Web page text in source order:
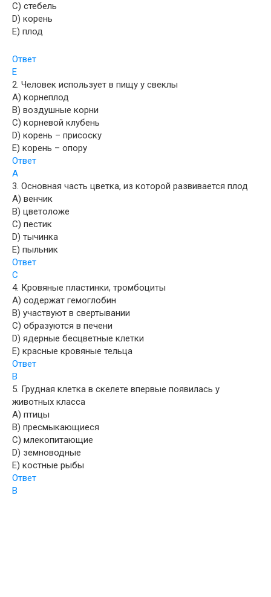
C) стебель
D) корень
E) плод
Ответ
E
2. Человек использует в пищу у свеклы
A) корнеплод
B) воздушные корни
C) корневой клубень
D) корень – присоску
E) корень – опору
Ответ
A
3. Основная часть цветка, из которой развивается плод
A) венчик
B) цветоложе
C) пестик
D) тычинка
E) пыльник
Ответ
C
4. Кровяные пластинки, тромбоциты
A) содержат гемоглобин
B) участвуют в свертывании
C) образуются в печени
D) ядерные бесцветные клетки
E) красные кровяные тельца
Ответ
B
5. Грудная клетка в скелете впервые появилась у
животных класса
A) птицы
B) пресмыкающиеся
C) млекопитающие
D) земноводные
E) костные рыбы
Ответ
B